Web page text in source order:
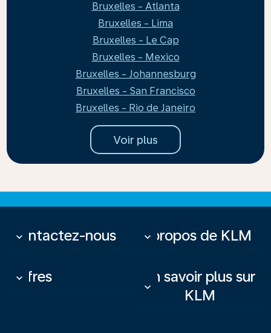
Bruxelles - Atlanta
Bruxelles - Lima
Bruxelles - Le Cap
Bruxelles - Mexico
Bruxelles - Johannesburg
Bruxelles - San Francisco
Bruxelles - Rio de Janeiro
Voir plus
Contactez-nous
keyboard_arrow_down À propos de KLM
keyboard_arrow_down
Offres
keyboard_arrow_down
En savoir plus sur
KLM
keyboard_arrow_down